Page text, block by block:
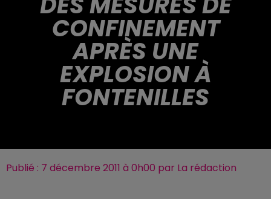
CONFINEMENT
APRÈS UNE
EXPLOSION À
FONTENILLES
Publié : 7 décembre 2011 à 0h00 par La rédaction